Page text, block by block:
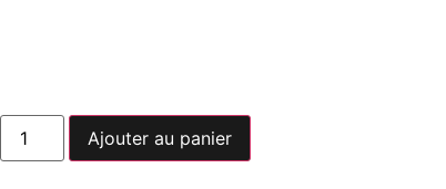
Ajouter au panier